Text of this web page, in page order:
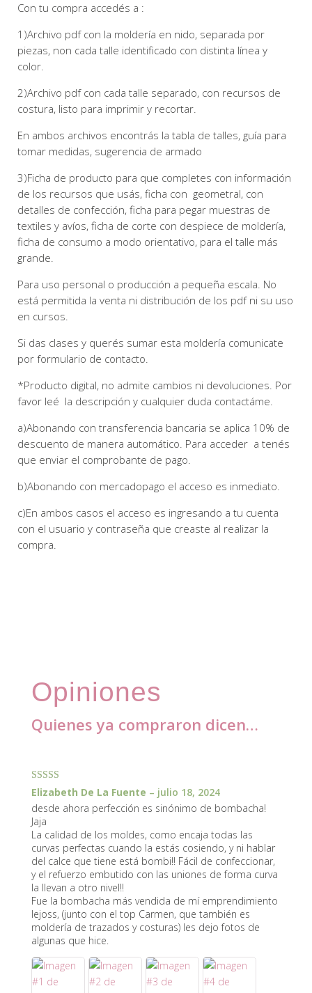
Con tu compra accedés a :
1)Archivo pdf con la moldería en nido, separada por
piezas, non cada talle identificado con distinta línea y
color.
2)Archivo pdf con cada talle separado, con recursos de
costura, listo para imprimir y recortar.
En ambos archivos encontrás la tabla de talles, guía para
tomar medidas, sugerencia de armado
3)Ficha de producto para que completes con información
de los recursos que usás, ficha con geometral, con
detalles de confección, ficha para pegar muestras de
textiles y avíos, ficha de corte con despiece de moldería,
ficha de consumo a modo orientativo, para el talle más
grande.
Para uso personal o producción a pequeña escala. No
está permitida la venta ni distribución de los pdf ni su uso
en cursos.
Si das clases y querés sumar esta moldería comunicate
por formulario de contacto.
*Producto digital, no admite cambios ni devoluciones. Por
favor leé la descripción y cualquier duda contactáme.
a)Abonando con transferencia bancaria se aplica 10% de
descuento de manera automático. Para acceder a tenés
que enviar el comprobante de pago.
b)Abonando con mercadopago el acceso es inmediato.
c)En ambos casos el acceso es ingresando a tu cuenta
con el usuario y contraseña que creaste al realizar la
compra.
Opiniones
Quienes ya compraron dicen…
Valorado con
5de 5
Elizabeth De La Fuente – julio 18, 2024
desde ahora perfección es sinónimo de bombacha!
Jaja
La calidad de los moldes, como encaja todas las
curvas perfectas cuando la estás cosiendo, y ni hablar
del calce que tiene está bombi!! Fácil de confeccionar,
y el refuerzo embutido con las uniones de forma curva
la llevan a otro nivel!!
Fue la bombacha más vendida de mí emprendimiento
lejoss, (junto con el top Carmen, que también es
moldería de trazados y costuras) les dejo fotos de
algunas que hice.